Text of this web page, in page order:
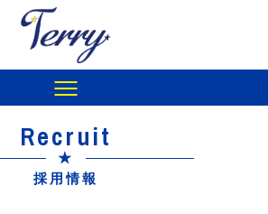
ホーム
About
Recruit
★
採用情報